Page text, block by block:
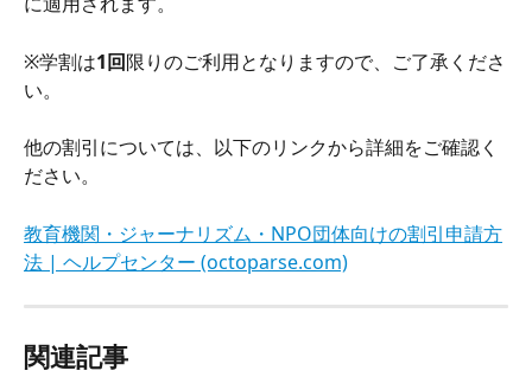
※学割は1回限りのご利用となりますので、ご了承くださ
い。
他の割引については、以下のリンクから詳細をご確認く
ださい。
教育機関・ジャーナリズム・NPO団体向けの割引申請方
法 | ヘルプセンター (octoparse.com)
関連記事